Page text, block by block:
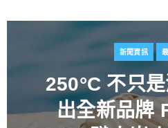
新聞資訊
百富攜手金獎
花時心藝限